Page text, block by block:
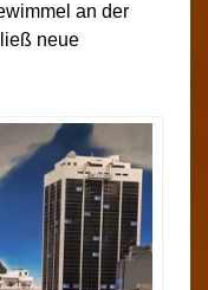
an der
neue